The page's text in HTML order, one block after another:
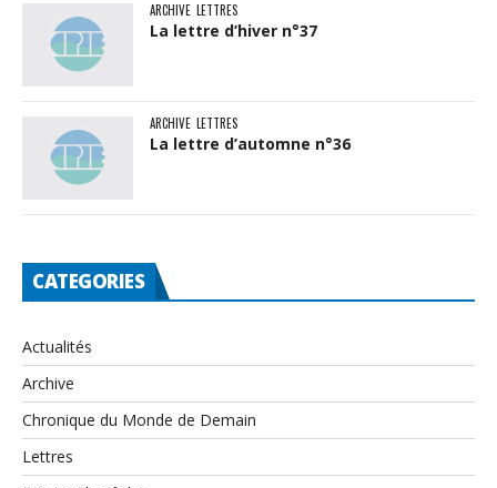
ARCHIVE LETTRES
La lettre d’hiver n°37
ARCHIVE LETTRES
La lettre d’automne n°36
CATEGORIES
Actualités
Archive
Chronique du Monde de Demain
Lettres